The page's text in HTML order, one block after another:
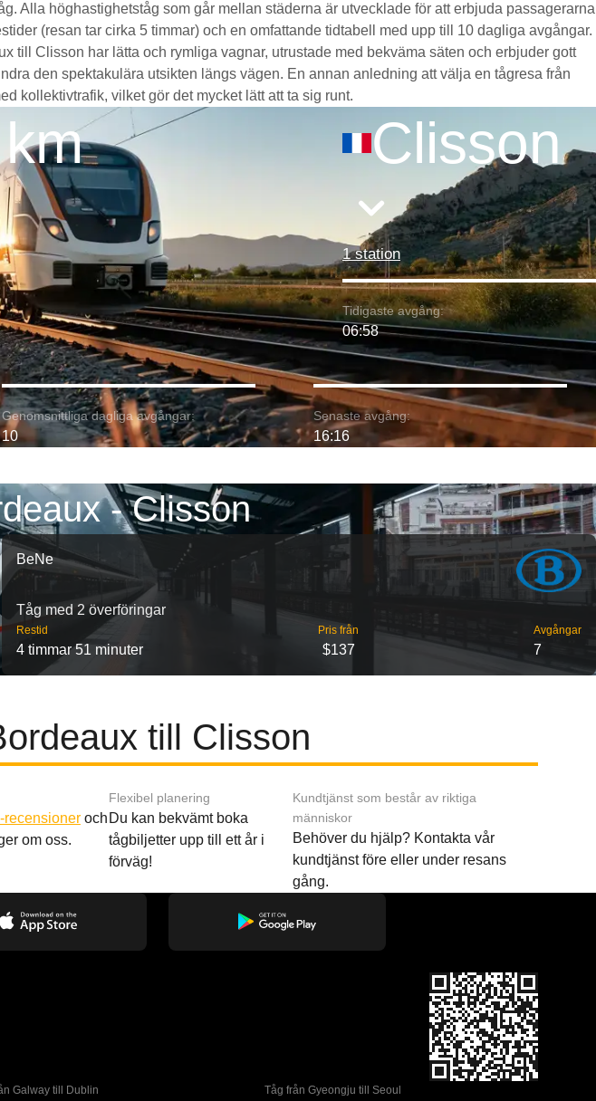
Alla höghastighetståg som går mellan städerna är utvecklade för att erbjuda passagerarna
(resan tar cirka 5 timmar) och en omfattande tidtabell med upp till 10 dagliga avgångar.
till Clisson har lätta och rymliga vagnar, utrustade med bekväma säten och erbjuder gott
den spektakulära utsikten längs vägen. En annan anledning att välja en tågresa från
kollektivtrafik, vilket gör det mycket lätt att ta sig runt.
Clisson
1 station
Tidigaste avgång:
06:58
Genomsnittliga dagliga avgångar:
10
Senaste avgång:
16:16
- Clisson
BeNe
Tåg med 2 överföringar
Restid
4 timmar 51 minuter
Pris från
$137
Avgångar
7
till Clisson
recensioneroch
om oss.
Flexibel planering
Du kan bekvämt boka
tågbiljetter upp till ett år i
förväg!
Kundtjänst som består av riktiga
människor
Behöver du hjälp? Kontakta vår
kundtjänst före eller under resans
gång.
Galway till Dublin Tåg från Gyeongju till Seoul